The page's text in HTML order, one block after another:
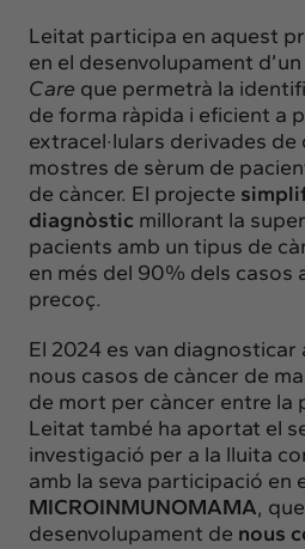
Leitat participa en aquest
en el desenvolupament
Care que permetrà la
de forma ràpida i eficient a
extracel·lulars derivades de
mostres de sèrum de
de càncer. El projecte
diagnòstic millorant la
pacients amb un tipus de
en més del 90% dels casos
precoç.
El 2024 es van diagnosticar
nous casos de càncer de
de mort per càncer entre la
Leitat també ha aportat el
investigació per a la lluita
amb la seva participació en
MICROINMUNOMAMA,
desenvolupament de nous